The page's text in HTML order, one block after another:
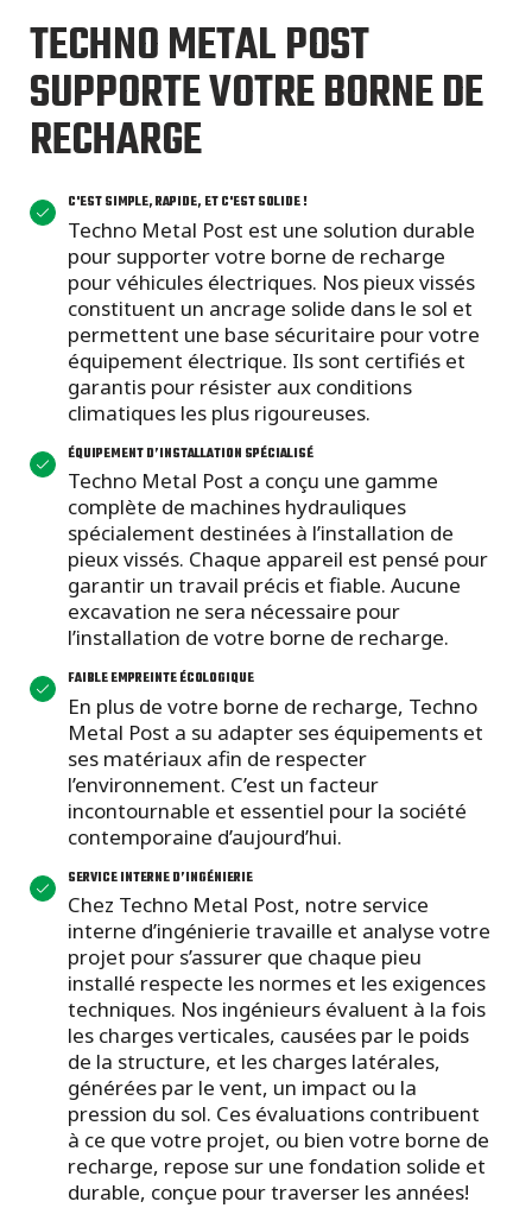
TECHNO METAL POST
SUPPORTE VOTRE BORNE DE
RECHARGE
C'EST SIMPLE, RAPIDE, ET C'EST SOLIDE !
Techno Metal Post est une solution durable
pour supporter votre borne de recharge
pour véhicules électriques. Nos pieux vissés
constituent un ancrage solide dans le sol et
permettent une base sécuritaire pour votre
équipement électrique. Ils sont certifiés et
garantis pour résister aux conditions
climatiques les plus rigoureuses.
ÉQUIPEMENT D’INSTALLATION SPÉCIALISÉ
Techno Metal Post a conçu une gamme
complète de machines hydrauliques
spécialement destinées à l’installation de
pieux vissés. Chaque appareil est pensé pour
garantir un travail précis et fiable. Aucune
excavation ne sera nécessaire pour
l’installation de votre borne de recharge.
FAIBLE EMPREINTE ÉCOLOGIQUE
En plus de votre borne de recharge, Techno
Metal Post a su adapter ses équipements et
ses matériaux afin de respecter
l’environnement. C’est un facteur
incontournable et essentiel pour la société
contemporaine d’aujourd’hui.
SERVICE INTERNE D’INGÉNIERIE
Chez Techno Metal Post, notre service
interne d’ingénierie travaille et analyse votre
projet pour s’assurer que chaque pieu
installé respecte les normes et les exigences
techniques. Nos ingénieurs évaluent à la fois
les charges verticales, causées par le poids
de la structure, et les charges latérales,
générées par le vent, un impact ou la
pression du sol. Ces évaluations contribuent
à ce que votre projet, ou bien votre borne de
recharge, repose sur une fondation solide et
durable, conçue pour traverser les années!